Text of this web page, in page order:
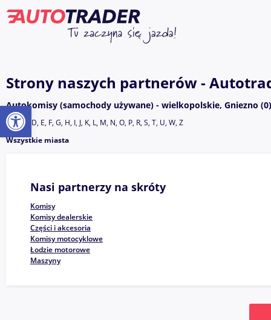
Strony naszych partnerów -
Autokomisy (samochody używane) - wielkopolskie, Gniezno (0)
A, B, C, D, E, F, G, H, I, J, K, L, M, N, O, P, R, S, T, U, W, Z
Wszystkie miasta
Nasi partnerzy na skróty
Komisy
Komisy dealerskie
Części i akcesoria
Komisy motocyklowe
Łodzie motorowe
Maszyny
Otwórz pasek narzędzi